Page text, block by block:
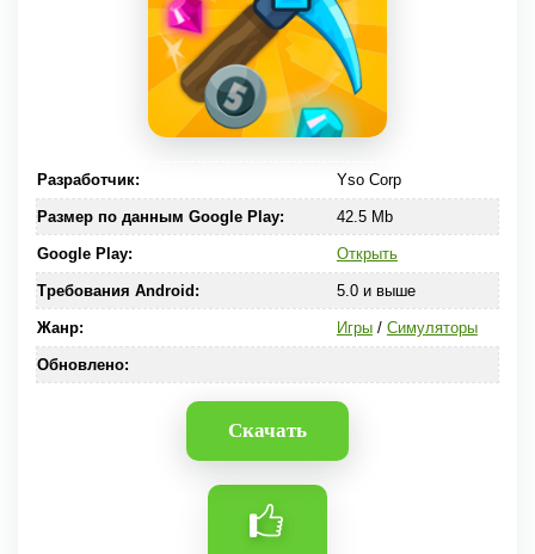
Разработчик: Yso Corp
Размер по данным Google Play: 42.5 Mb
Google Play: Открыть
Требования Android: 5.0 и выше
Жанр: Игры/ Симуляторы
Обновлено:
Скачать